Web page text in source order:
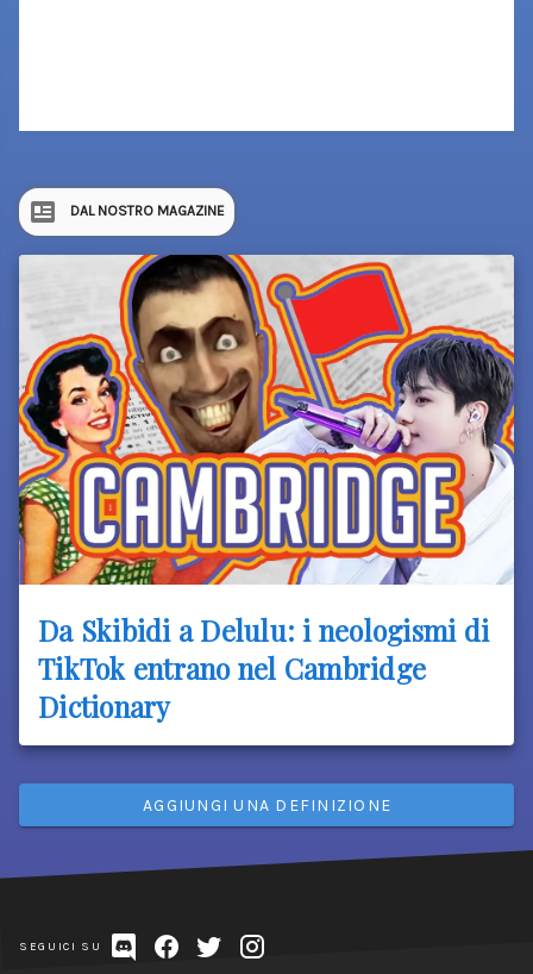
DAL NOSTRO MAGAZINE
Da Skibidi a Delulu: i neologismi di
TikTok entrano nel Cambridge
Dictionary
AGGIUNGI UNA DEFINIZIONE
SEGUICI SU